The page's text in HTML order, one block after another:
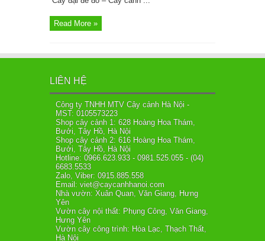
Read More »
LIÊN HỆ
Công ty TNHH MTV Cây cảnh Hà Nội -
MST: 0105573223
Shop cây cảnh 1: 628 Hoàng Hoa Thám,
Bưởi, Tây Hồ, Hà Nội
Shop cây cảnh 2: 616 Hoàng Hoa Thám,
Bưởi, Tây Hồ, Hà Nội
Hotline: 0966.623.933 - 0981.525.055 - (04)
6683.5533
Zalo, Viber: 0915.885.558
Email: viet@caycanhhanoi.com
Nhà vườn: Xuân Quan, Văn Giang, Hưng
Yên
Vườn cây nội thất: Phụng Công, Văn Giang,
Hưng Yên
Vườn cây công trình: Hòa Lạc, Thạch Thất,
Hà Nội